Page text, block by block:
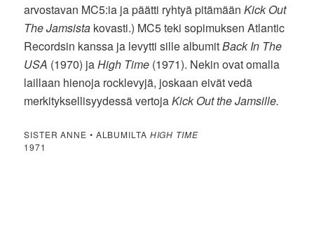
arvostavan MC5:ia ja päätti ryhtyä pitämäänKick Out
The Jamsista kovasti.) MC5 teki sopimuksen Atlantic
Recordsin kanssa ja levytti sille albumitBack In The
USA (1970) jaHigh Time (1971). Nekin ovat omalla
laillaan hienoja rocklevyjä, joskaan eivät vedä
merkityksellisyydessä vertojaKick Out the Jamsille.
SISTER ANNE • ALBUMILTA HIGH TIME
1971